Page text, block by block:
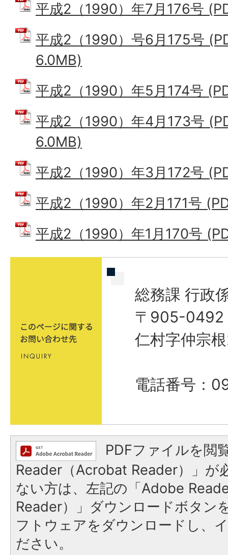
平成2（1990）年7月176号
平成2（1990）号6月175号
6.0MB)
平成2（1990）年5月174号
平成2（1990）年4月173号
6.0MB)
平成2（1990）年3月172号
平成2（1990）年2月171号
平成2（1990）年1月170号
総務課 行政
〒905-0492
仁村字仲宗
電話番号：
PDFファイルを閲
Reader（Acrobat Reader）」が
ない方は、左記の「Adobe
Reader）」ダウンロードボタン
フトウェアをダウンロードし、
ださい。